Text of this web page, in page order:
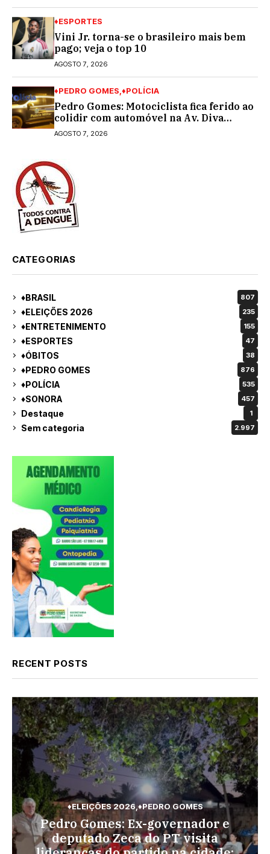
♦ESPORTES
Vini Jr. torna-se o brasileiro mais bem
pago; veja o top 10
AGOSTO 7, 2026
♦PEDRO GOMES ♦POLÍCIA
Pedro Gomes: Motociclista fica ferido ao
colidir com automóvel na Av. Diva
Araújo; ele não tinha CNH
AGOSTO 7, 2026
CATEGORIAS
♦BRASIL 807
♦ELEIÇÕES 2026 235
♦ENTRETENIMENTO 155
♦ESPORTES 47
♦ÓBITOS 38
♦PEDRO GOMES 876
♦POLÍCIA 535
♦SONORA 457
Destaque 1
Sem categoria 2.997
RECENT POSTS
♦PEDRO GOMES ♦POLÍCIA
Pedro Gomes: URGENTE: Jovem é
morto na região do Cascalho;
♦ELEIÇÕES 2026 ♦PEDRO GOMES
Pedro Gomes: Ex-governador e
deputado Zeca do PT visita
♦ESPORTES
Vini Jr. torna-se o brasileiro mais